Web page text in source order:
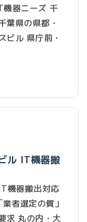
器ニーズ 千
葉県の県都・
ビル 県庁前・
ル IT機器搬
機器搬出対応
者選定の質」
求 丸の内・大